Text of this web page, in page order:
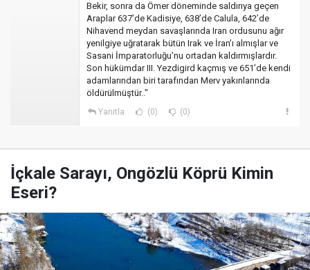
Bekir, sonra da Ömer döneminde saldırıya geçen
Araplar 637’de Kadisiye, 638’de Calula, 642’de
Nihavend meydan savaşlarında Iran ordusunu ağır
yenilgiye uğratarak bütün Irak ve İran’ı almışlar ve
Sasani İmparatorluğu’nu ortadan kaldırmışlardır.
Son hükümdar III. Yezdigird kaçmış ve 651’de kendi
adamlarından biri tarafından Merv yakınlarında
öldürülmüştür.."
Yanıtla (0) (0)
İçkale Sarayı, Ongözlü Köprü Kimin
Eseri?